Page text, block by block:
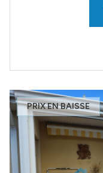
PRIX EN BAISSE